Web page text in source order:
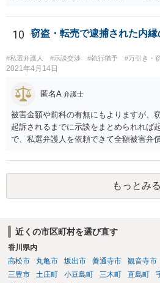
なるような条件では困るでしょう。 支
護士を立ち合い人にするといいで しょ
て、条件については弁護士と話をすると
が作っても構いません。 書類を作るには
は、かかるでしょう。
10 窃盗・転売で逮捕された内
#私選弁護人 #示談交渉 #執行猶予 #万引き・
2021年4月14日
匿名A 弁護士
被害金額や前科の有無にもよりますが、
起訴されるまでに示談をまとめられれば
で、私選弁護人を依頼できて全額被害弁
めいたします。起訴されてしまうと前科
て高いので、被害金額はさほど大きくな
あり得る事案なのであれば、起訴までの
もちろん国選弁護人であってもできるか
り、示談をまとめられる可能性が高くな
思われます。
もっとみる
近くの市区町村を選び直す
香川県内
高松市
丸亀市 坂出市 善通寺市 観音寺市
三豊市
土庄町 小豆島町 三木町 直島町